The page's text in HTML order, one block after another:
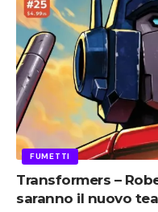
FUMETTI
Transformers –
saranno il nuovo